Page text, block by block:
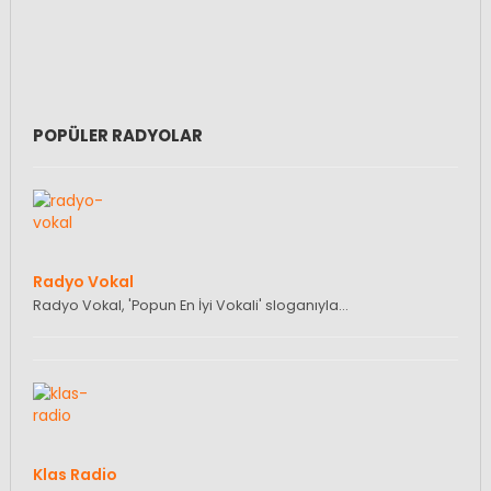
POPÜLER RADYOLAR
Radyo Vokal
Radyo Vokal, 'Popun En İyi Vokali' sloganıyla…
Klas Radio